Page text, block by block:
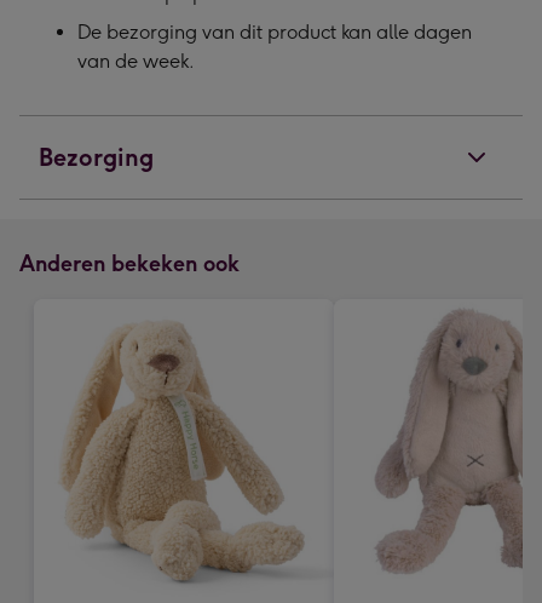
De bezorging van dit product kan alle dagen
van de week.
Bezorging
Anderen bekeken ook